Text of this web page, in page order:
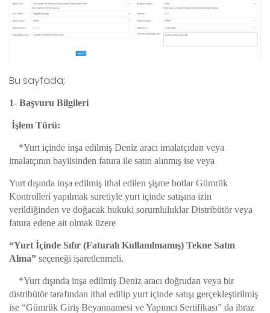
Bu sayfada;
1- Başvuru Bilgileri
İşlem Türü:
*Yurt içinde inşa edilmiş Deniz aracı imalatçıdan veya
imalatçının bayiisinden fatura ile satın alınmış ise veya
Yurt dışında inşa edilmiş ithal edilen şişme botlar Gümrük
Kontrolleri yapılmak suretiyle yurt içinde satışına izin
verildiğinden ve doğacak hukuki sorumluluklar Distribütör veya
fatura edene ait olmak üzere
“Yurt İçinde Sıfır (Faturalı Kullanılmamış) Tekne Satın
Alma” seçeneği işaretlenmeli,
*Yurt dışında inşa edilmiş Deniz aracı doğrudan veya bir
distribütör tarafından ithal edilip yurt içinde satışı gerçekleştirilmiş
ise “Gümrük Giriş Beyannamesi ve Yapımcı Sertifikası” da ibraz